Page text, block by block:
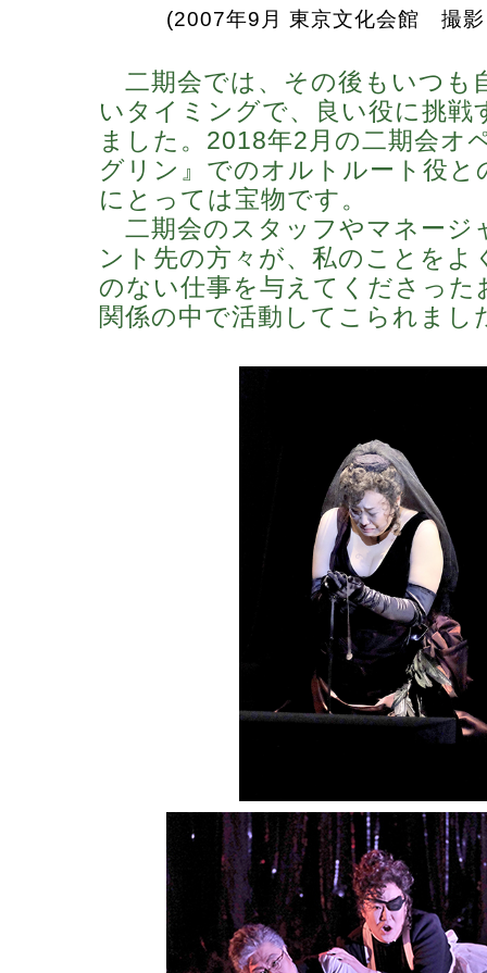
(2007年9月 東京文化会館 撮影
二期会では、その後もいつも
いタイミングで、良い役に挑戦
ました。2018年2月の二期会オ
グリン』でのオルトルート役と
にとっては宝物です。
二期会のスタッフやマネージ
ント先の方々が、私のことをよ
のない仕事を与えてくださった
関係の中で活動してこられまし